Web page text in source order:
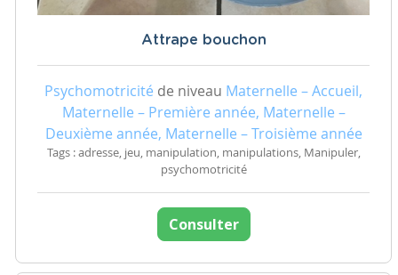
Attrape bouchon
Psychomotricité de niveau Maternelle – Accueil,
Maternelle – Première année, Maternelle –
Deuxième année, Maternelle – Troisième année
Tags : adresse, jeu, manipulation, manipulations, Manipuler,
psychomotricité
Consulter